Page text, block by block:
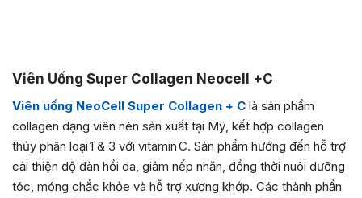
Viên Uống Super Collagen Neocell +C
Viên uống NeoCell Super Collagen + C là sản phẩm
collagen dạng viên nén sản xuất tại Mỹ, kết hợp collagen
thủy phân loại 1 & 3 với vitamin C. Sản phẩm hướng đến hỗ trợ
cải thiện độ đàn hồi da, giảm nếp nhăn, đồng thời nuôi dưỡng
tóc, móng chắc khỏe và hỗ trợ xương khớp. Các thành phần